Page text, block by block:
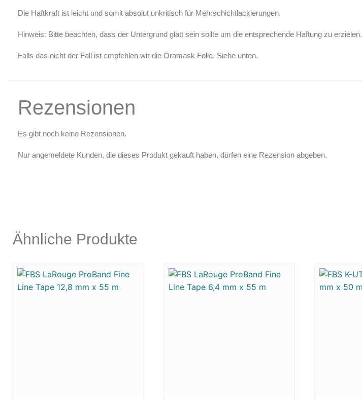
Luftreinigung & Filter
Zubehör & Ausstattung
Arbeitsplatz & Zubehör
Gutscheine
Die Haftkraft ist leicht und somit absolut unkritisch für Mehrschichtlackierungen.
Hinweis: Bitte beachten, dass der Untergrund glatt sein sollte um die entsprechende Haftung zu erzielen.
Falls das nicht der Fall ist empfehlen wir die Oramask Folie. Siehe unten.
Rezensionen
Es gibt noch keine Rezensionen.
Nur angemeldete Kunden, die dieses Produkt gekauft haben, dürfen eine Rezension abgeben.
Ähnliche Produkte